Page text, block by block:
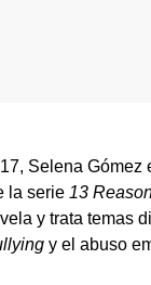
Selena Gómez
la serie 13
y trata temas
y el abuso